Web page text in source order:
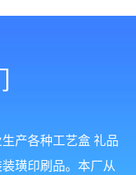
产各种工艺盒 礼品
璜印刷品。本厂从